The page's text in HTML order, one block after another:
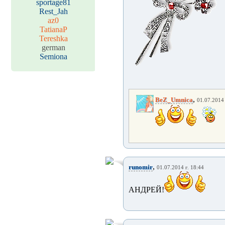
sportage81
Rest_Jah
az0
TatianaP
Tereshka
german
Semiona
BeZ_Umnica, 01.07.2014
runomir, 01.07.2014 г. 18:44
АНДРЕЙ!